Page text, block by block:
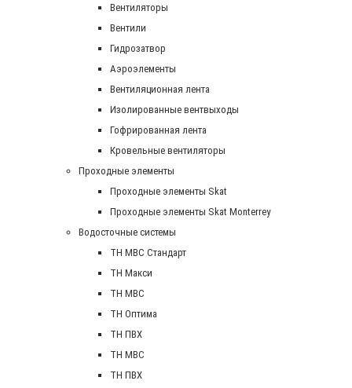
Вентиляторы
Вентили
Гидрозатвор
Аэроэлементы
Вентиляционная лента
Изолированные вентвыходы
Гофрированная лента
Кровельные вентиляторы
Проходные элементы
Проходные элементы Skat
Проходные элементы Skat Monterrey
Водосточные системы
TH MBC Стандарт
TH Макси
TH МВС
TH Оптима
TH ПВХ
ТН МВС
ТН ПВХ